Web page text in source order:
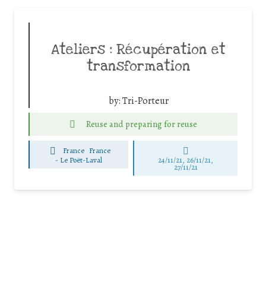
Ateliers : Récupération et
transformation
by:Tri-Porteur
Reuse and preparing for reuse
France France
- Le Poët-Laval 24/11/21, 26/11/21,
27/11/21